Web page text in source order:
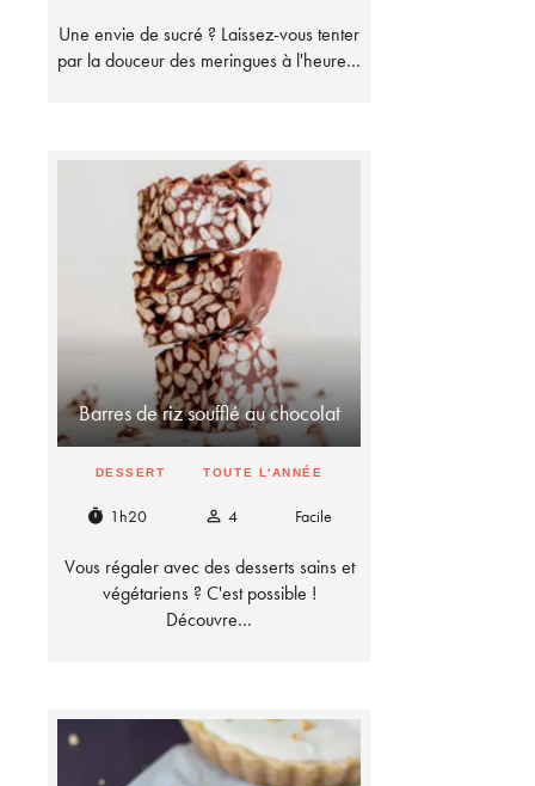
Une envie de sucré ? Laissez-vous tenter
par la douceur des meringues à l'heure…
Barres de riz soufflé au chocolat
DESSERT TOUTE L'ANNÉE
timer 1h20 person_outline 4 Facile
Vous régaler avec des desserts sains et
végétariens ? C'est possible !
Découvre…